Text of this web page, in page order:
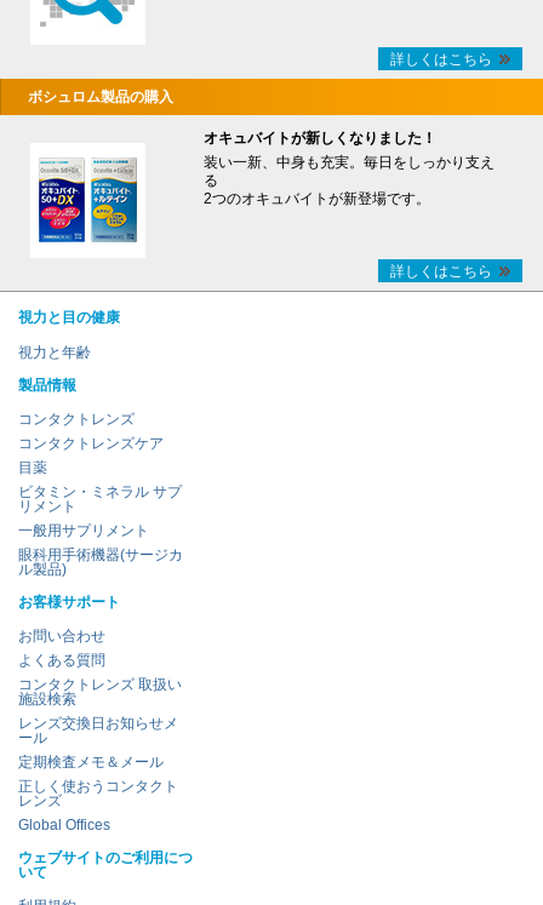
詳しくはこちら
ボシュロム製品の購入
オキュバイトが新しくなりました！
装い一新、中身も充実。毎日をしっかり支え
る
2つのオキュバイトが新登場です。
詳しくはこちら
視力と目の健康
視力と年齢
製品情報
コンタクトレンズ
コンタクトレンズケア
目薬
ビタミン・ミネラル サプ
リメント
一般用サプリメント
眼科用手術機器(サージカ
ル製品)
お客様サポート
お問い合わせ
よくある質問
コンタクトレンズ 取扱い
施設検索
レンズ交換日お知らせメ
ール
定期検査メモ＆メール
正しく使おうコンタクト
レンズ
Global Offices
ウェブサイトのご利用につ
いて